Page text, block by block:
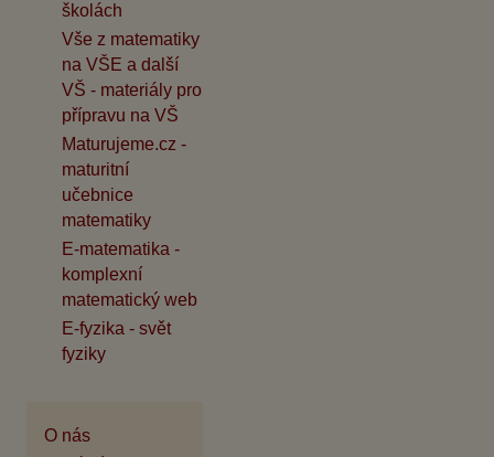
školách
Vše z matematiky
na VŠE a další
VŠ - materiály pro
přípravu na VŠ
Maturujeme.cz -
maturitní
učebnice
matematiky
E-matematika -
komplexní
matematický web
E-fyzika - svět
fyziky
O nás